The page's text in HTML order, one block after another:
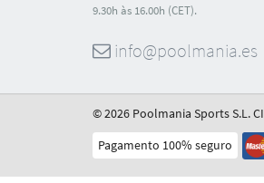
9.30h às 16.00h (CET).
info@poolmania.es
© 2026 Poolmania Sports S.L.
Pagamento 100% seguro